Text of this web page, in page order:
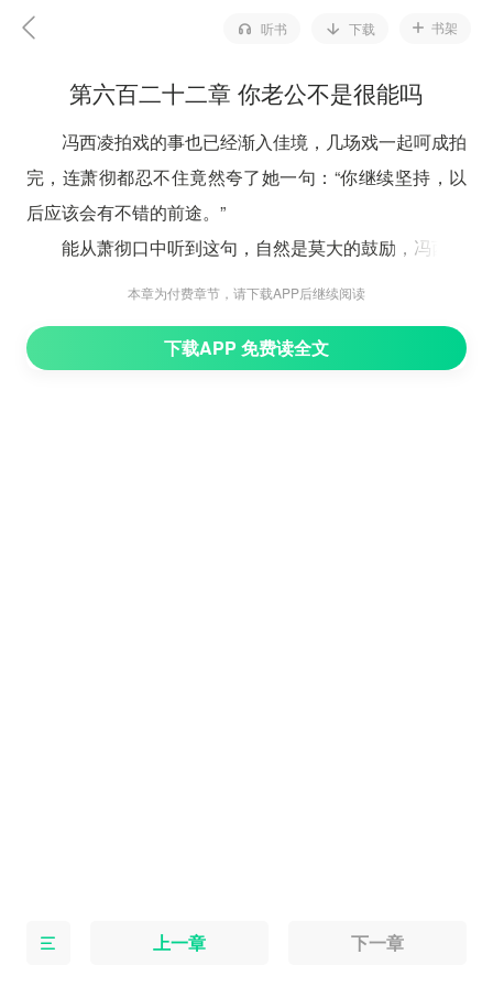
听书 下载 书架
第六百二十二章 你老公不是很能吗
冯西凌拍戏的事也已经渐入佳境，几场戏一起呵成拍
完，连萧彻都忍不住竟然夸了她一句：“你继续坚持，以
后应该会有不错的前途。”
能从萧彻口中听到这句，自然是莫大的鼓励，冯西凌
笑着点头：“谢谢，也多亏了你之前的鞭策。”冯西凌特别
思。
本章为付费章节，请下载APP后继续阅读
下载APP 免费读全文
上一章 下一章